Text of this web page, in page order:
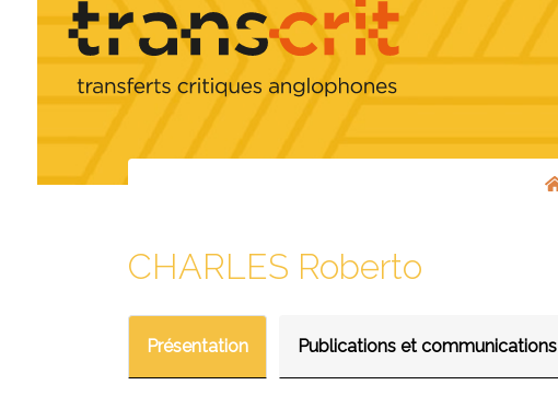
CHARLES Roberto
Présentation Publications et communications